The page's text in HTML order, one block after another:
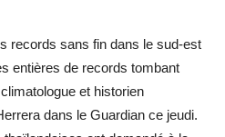
records sans fin dans le sud-est
entières de records tombant
et historien
dans le Guardian ce jeudi.